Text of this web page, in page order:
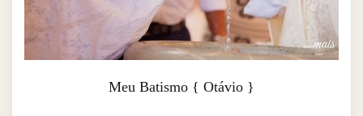
Meu Batismo { Otávio }